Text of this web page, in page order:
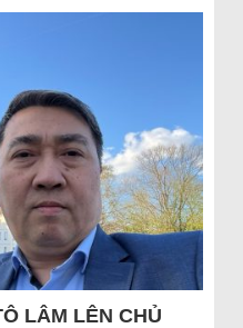
LÂM LÊN CHỦ